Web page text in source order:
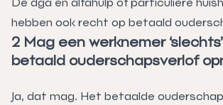
hebben ook recht op betaald
2 Mag een werknemer
betaald ouderschapsverlof
Ja, dat mag. Het betaalde